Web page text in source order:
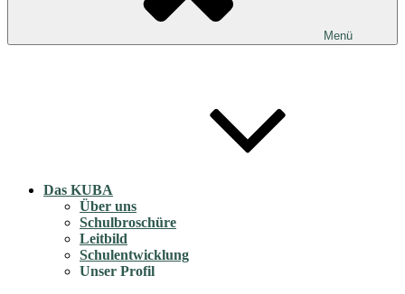
Menü
Das KUBA
Über uns
Schulbroschüre
Leitbild
Schulentwicklung
Unser Profil